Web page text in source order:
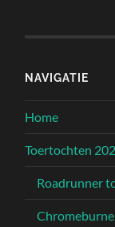
NAVIGATIE
Home
Toertochten
Roadrunner